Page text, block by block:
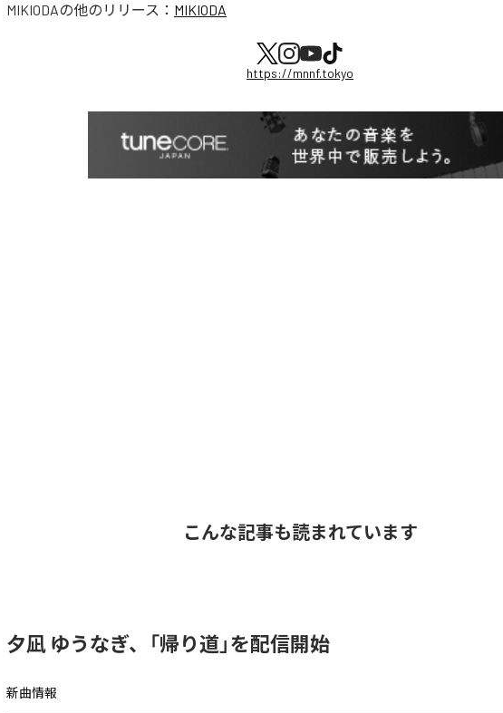
MIKIODAの他のリリース： MIKIODA
https://mnnf.tokyo
こんな記事も読まれています
夕凪 ゆうなぎ、「帰り道」を配信開始
新曲情報